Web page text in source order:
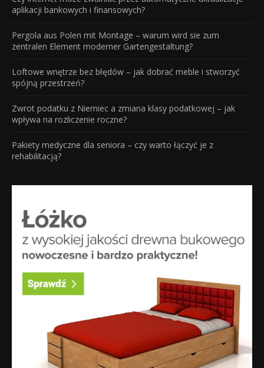
aplikacji bankowych i finansowych?
Pergola aus Polen mit Montage – warum wird sie zum
zentralen Element moderner Gartengestaltung?
Loftowe wnętrze bez błędów – jak dobrać meble i stworzyć
spójną przestrzeń?
Zwrot podatku z Niemiec a zmiana klasy podatkowej – jak
wpływa na rozliczenie roczne?
Pakiety medyczne dla seniora – czy warto łączyć je z
rehabilitacją?